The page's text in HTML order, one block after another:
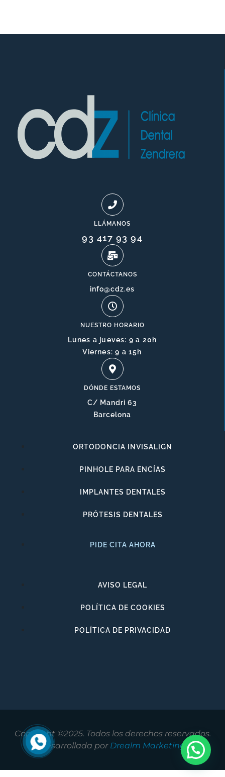
LLÁMANOS
93 417 93 94
CONTÁCTANOS
info@cdz.es
NUESTRO HORARIO
Lunes a jueves: 9 a 20h
Viernes: 9 a 15h
DÓNDE ESTAMOS
C/ Mandri 63
Barcelona
ORTODONCIA INVISALIGN
PINHOLE PARA ENCÍAS
IMPLANTES DENTALES
PRÓTESIS DENTALES
PIDE CITA AHORA
AVISO LEGAL
POLÍTICA DE COOKIES
POLÍTICA DE PRIVACIDAD
Copyright ©2025. Todos los derechos reservados.
Desarrollada por Drealm Marketing